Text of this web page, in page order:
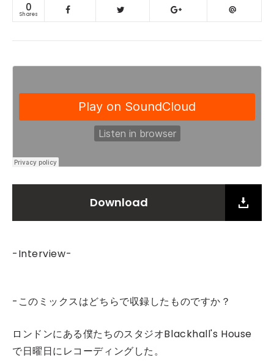
0
Shares
Download
-Interview-
-このミックスはどちらで収録したものですか？
ロンドンにある僕たちのスタジオBlackhall's House
で日曜日にレコーディングした。